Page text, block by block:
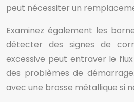
peut nécessiter un
Examinez également les
détecter des signes de
excessive peut entraver le
des problèmes de
avec une brosse métallique si